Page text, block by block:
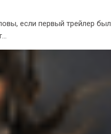
если первый трейлер был